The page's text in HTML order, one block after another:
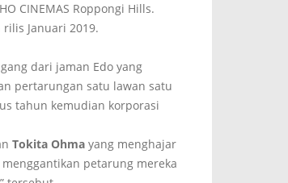
CINEMAS Roppongi Hills.
Januari 2019.
dari jaman Edo yang
pertarungan satu lawan satu
tahun kemudian korporasi
Tokita Ohma yang menghajar
petarung mereka